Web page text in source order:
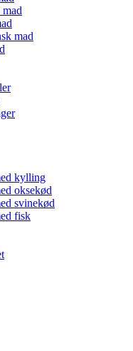
mad
kylling
oksekød
svinekød
fisk